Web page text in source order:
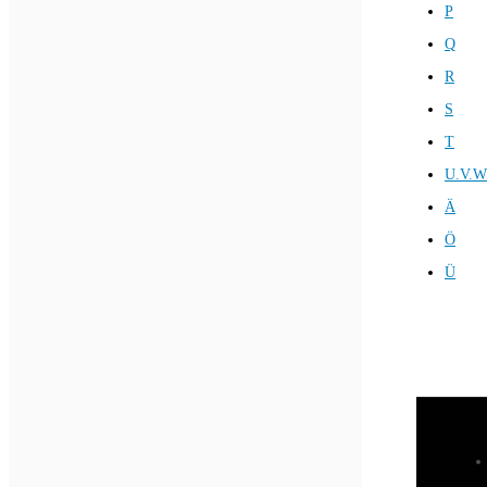
P
Q
R
S
T
Ä
Ö
Ü